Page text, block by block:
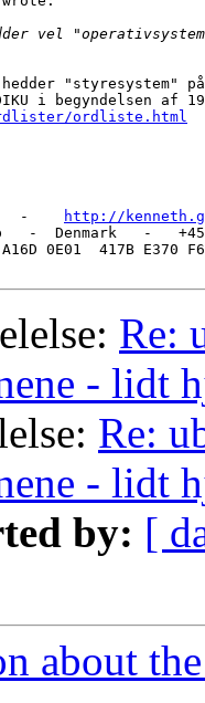
"styresystem"
i begyndelsen af
ordliste.html
-
http://
-  Denmark   -   +45
0E01  417B E370
Re:
- lidt
Re:
- lidt
by: [
about